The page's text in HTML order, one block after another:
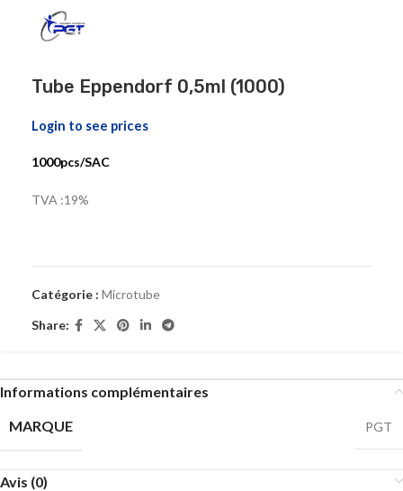
Tube Eppendorf 0,5ml (1000)
Login to see prices
1000pcs/SAC
TVA :19%
Catégorie : Microtube
Share:
Informations complémentaires
MARQUE
PGT
Avis (0)